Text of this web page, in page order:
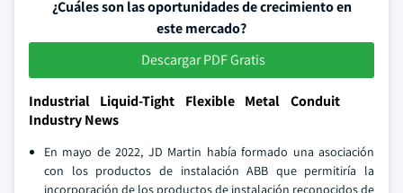
¿Cuáles son las oportunidades de crecimiento en
este mercado?
Descargar PDF Gratis
Industrial Liquid-Tight Flexible Metal Conduit
Industry News
En mayo de 2022, JD Martin había formado una asociación
con los productos de instalación ABB que permitiría la
incorporación de los productos de instalación reconocidos de